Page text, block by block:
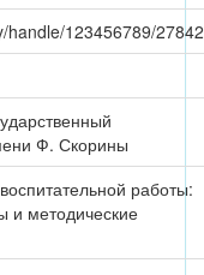
handle/123456789/27842
Ф. Скорины
работы:
и методические